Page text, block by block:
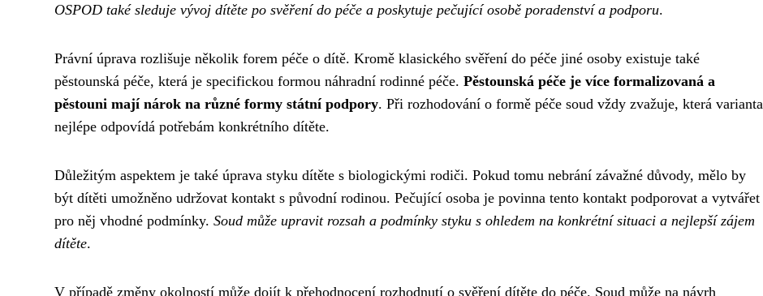
OSPOD také sleduje vývoj dítěte po svěření do péče a poskytuje pečující osobě poradenství a podporu.
Právní úprava rozlišuje několik forem péče o dítě. Kromě klasického svěření do péče jiné osoby existuje také
pěstounská péče, která je specifickou formou náhradní rodinné péče. Pěstounská péče je více formalizovaná a
pěstouni mají nárok na různé formy státní podpory. Při rozhodování o formě péče soud vždy zvažuje, která varianta
nejlépe odpovídá potřebám konkrétního dítěte.
Důležitým aspektem je také úprava styku dítěte s biologickými rodiči. Pokud tomu nebrání závažné důvody, mělo by
být dítěti umožněno udržovat kontakt s původní rodinou. Pečující osoba je povinna tento kontakt podporovat a vytvářet
pro něj vhodné podmínky. Soud může upravit rozsah a podmínky styku s ohledem na konkrétní situaci a nejlepší zájem
dítěte.
V případě změny okolností může dojít k přehodnocení rozhodnutí o svěření dítěte do péče. Soud může na návrh